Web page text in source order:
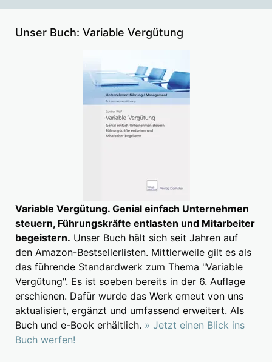
Unser Buch: Variable Vergütung
Variable Vergütung. Genial einfach Unternehmen
steuern, Führungskräfte entlasten und Mitarbeiter
begeistern. Unser Buch hält sich seit Jahren auf
den Amazon-Bestsellerlisten. Mittlerweile gilt es als
das führende Standardwerk zum Thema "Variable
Vergütung". Es ist soeben bereits in der 6. Auflage
erschienen. Dafür wurde das Werk erneut von uns
aktualisiert, ergänzt und umfassend erweitert. Als
Buch und e-Book erhältlich. » Jetzt einen Blick ins
Buch werfen!